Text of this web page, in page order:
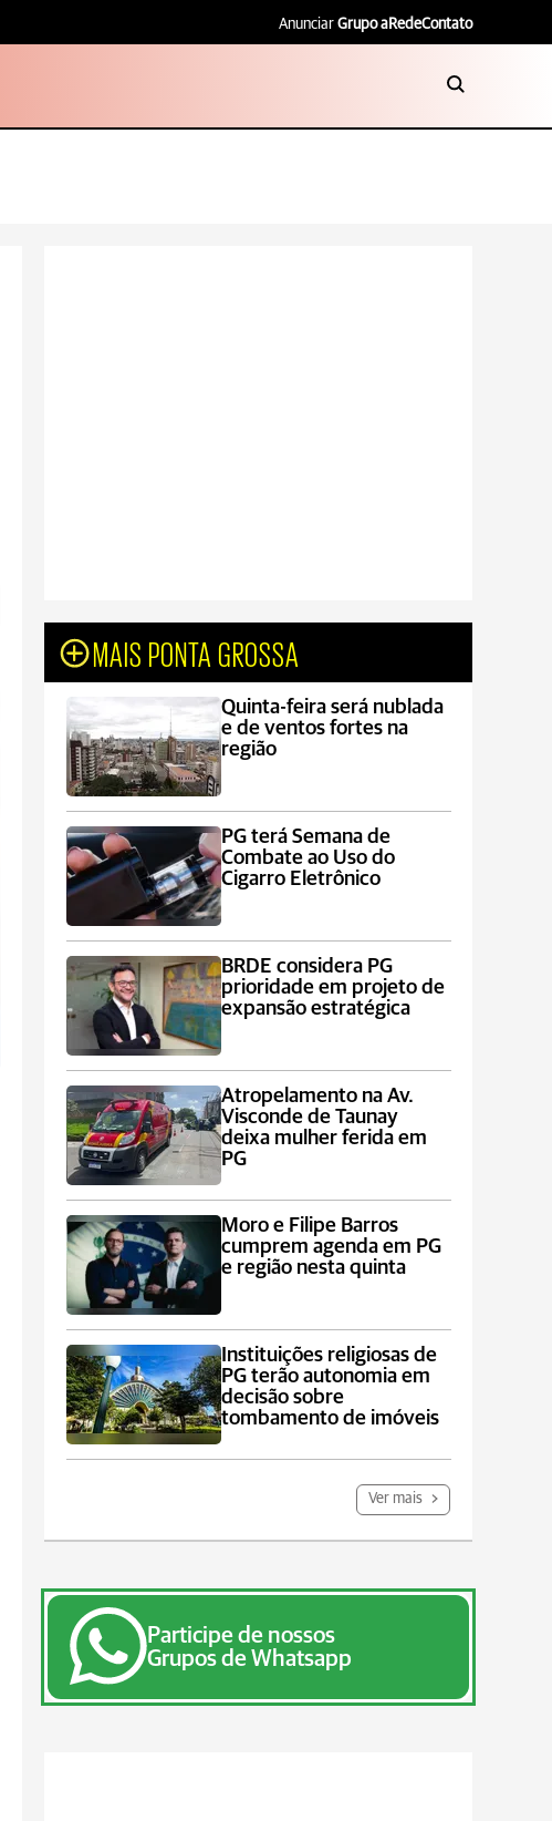
Anunciar Grupo aRedeContato
MAIS PONTA GROSSA
Quinta-feira será nublada
e de ventos fortes na
região
PG terá Semana de
Combate ao Uso do
Cigarro Eletrônico
BRDE considera PG
prioridade em projeto de
expansão estratégica
Atropelamento na Av.
Visconde de Taunay
deixa mulher ferida em
PG
Moro e Filipe Barros
cumprem agenda em PG
e região nesta quinta
Instituições religiosas de
PG terão autonomia em
decisão sobre
tombamento de imóveis
Ver mais
Participe de nossos
Grupos de Whatsapp